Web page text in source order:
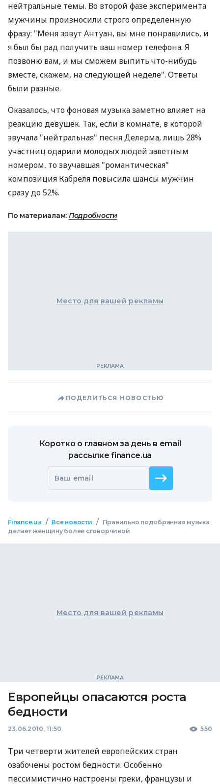
нейтральные темы. Во второй фазе эксперимента
мужчины произносили строго определенную
фразу: "Меня зовут Антуан, вы мне понравились, и
я был бы рад получить ваш номер телефона. Я
позвоню вам, и мы сможем выпить что-нибудь
вместе, скажем, на следующей неделе". Ответы
были разные.
Оказалось, что фоновая музыка заметно влияет на
реакцию девушек. Так, если в комнате, в которой
звучала "нейтральная" песня Делерма, лишь 28%
участниц одарили молодых людей заветным
номером, то звучавшая "романтическая"
композиция Кабреля повысила шансы мужчин
сразу до 52%.
По материалам: Подробности
Место для вашей рекламы
ПОДЕЛИТЬСЯ НОВОСТЬЮ
Коротко о главном за день в email
рассылке finance.ua
Ваш email
Finance.ua / Все новости /
Правильно подобранная музыка
делает женщину более сговорчивой
Место для вашей рекламы
Европейцы опасаются роста
бедности
23.06.2010, 11:50 550
Три четверти жителей европейских стран
озабочены ростом бедности. Особенно
пессимистично настроены греки, французы и